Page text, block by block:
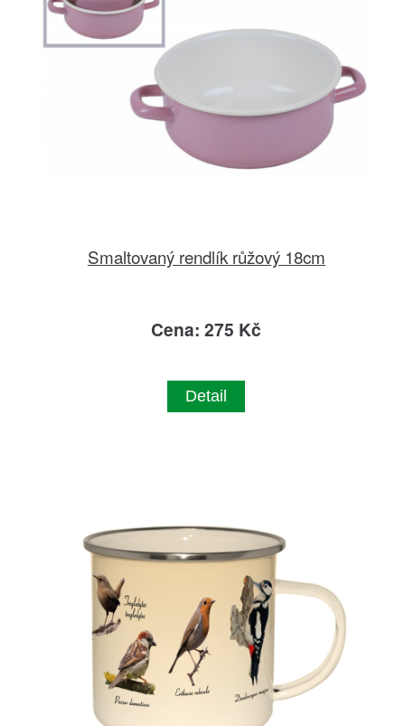
Smaltovaný rendlík růžový 18cm
Cena: 275 Kč
Detail